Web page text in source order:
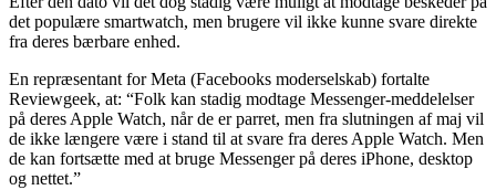
det populære smartwatch, men brugere vil ikke kunne svare direkte
fra deres bærbare enhed.
En repræsentant for Meta (Facebooks moderselskab) fortalte
Reviewgeek, at: “Folk kan stadig modtage Messenger-meddelelser
på deres Apple Watch, når de er parret, men fra slutningen af maj vil
de ikke længere være i stand til at svare fra deres Apple Watch. Men
de kan fortsætte med at bruge Messenger på deres iPhone, desktop
og nettet.”